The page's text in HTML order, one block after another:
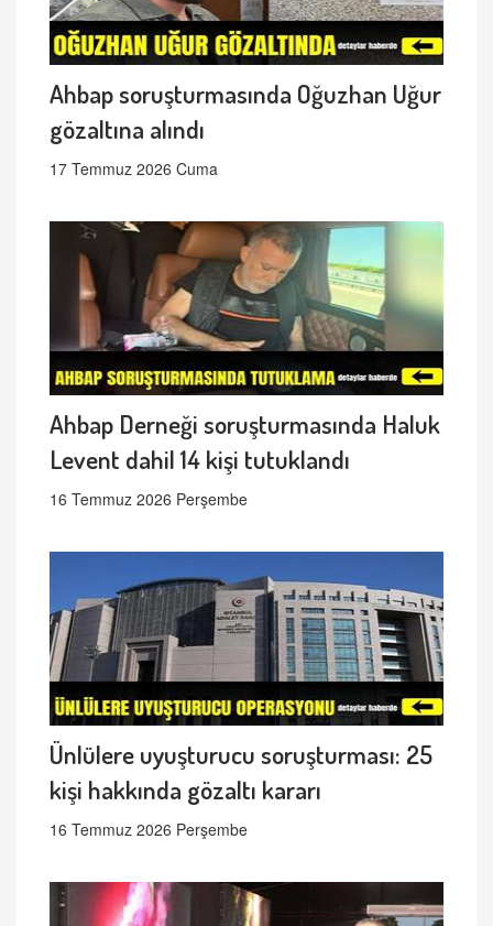
Ahbap soruşturmasında Oğuzhan Uğur
gözaltına alındı
17 Temmuz 2026 Cuma
Ahbap Derneği soruşturmasında Haluk
Levent dahil 14 kişi tutuklandı
16 Temmuz 2026 Perşembe
Ünlülere uyuşturucu soruşturması: 25
kişi hakkında gözaltı kararı
16 Temmuz 2026 Perşembe